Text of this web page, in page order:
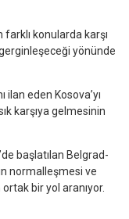
farklı konularda karşı
yönünde
ilan eden Kosova’yı
karşıya gelmesinin
başlatılan Belgrad-
normalleşmesi ve
bir yol aranıyor.